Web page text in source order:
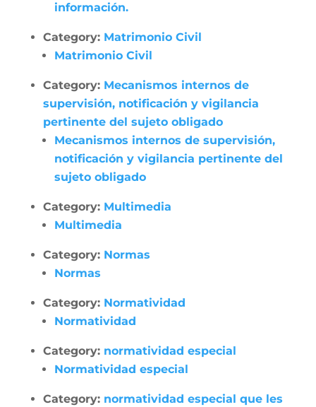
información.
Category: Matrimonio Civil
Matrimonio Civil
Category: Mecanismos internos de
supervisión, notificación y vigilancia
pertinente del sujeto obligado
Mecanismos internos de supervisión,
notificación y vigilancia pertinente del
sujeto obligado
Category: Multimedia
Multimedia
Category: Normas
Normas
Category: Normatividad
Normatividad
Category: normatividad especial
Normatividad especial
Category: normatividad especial que les